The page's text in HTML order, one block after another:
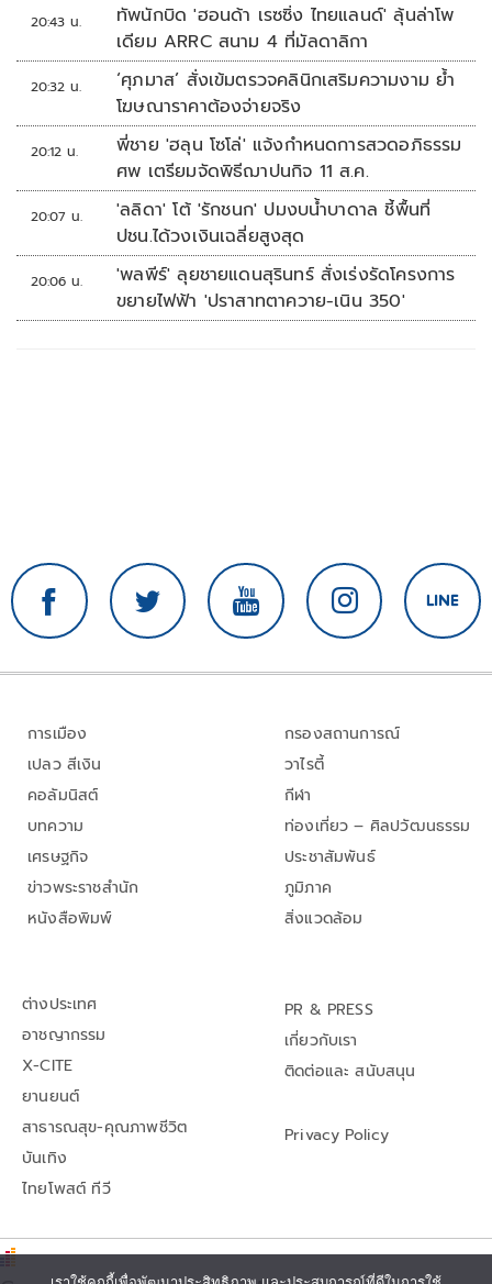
20:43 น.
ทัพนักบิด 'ฮอนด้า เรซซิ่ง ไทยแลนด์' ลุ้นล่าโพ
เดียม ARRC สนาม 4 ที่มัลดาลิกา
20:32 น.
‘ศุภมาส’ สั่งเข้มตรวจคลินิกเสริมความงาม ย้ำ
โฆษณาราคาต้องจ่ายจริง
20:12 น.
พี่ชาย 'ฮลุน โซโล่' แจ้งกำหนดการสวดอภิธรรม
ศพ เตรียมจัดพิธีฌาปนกิจ 11 ส.ค.
20:07 น.
'ลลิดา' โต้ 'รักชนก' ปมงบน้ำบาดาล ชี้พื้นที่
ปชน.ได้วงเงินเฉลี่ยสูงสุด
20:06 น.
'พลพีร์' ลุยชายแดนสุรินทร์ สั่งเร่งรัดโครงการ
ขยายไฟฟ้า 'ปราสาทตาควาย-เนิน 350'
การเมือง
เปลว สีเงิน
คอลัมนิสต์
บทความ
เศรษฐกิจ
ข่าวพระราชสำนัก
หนังสือพิมพ์
กรองสถานการณ์
วาไรตี้
กีฬา
ท่องเที่ยว – ศิลปวัฒนธรรม
ประชาสัมพันธ์
ภูมิภาค
สิ่งแวดล้อม
ต่างประเทศ
อาชญากรรม
X-CITE
ยานยนต์
สาธารณสุข-คุณภาพชีวิต
บันเทิง
ไทยโพสต์ ทีวี
PR & PRESS
เกี่ยวกับเรา
ติดต่อและ สนับสนุน
Privacy Policy